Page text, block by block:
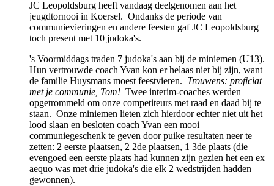
JC Leopoldsburg heeft vandaag deelgenomen aan het
jeugdtornooi in Koersel. Ondanks de periode van
communievieringen en andere feesten gaf JC Leopoldsburg
toch present met 10 judoka's.
's Voormiddags traden 7 judoka's aan bij de miniemen (U13).
Hun vertrouwde coach Yvan kon er helaas niet bij zijn, want
de familie Huysmans moest feestvieren. Trouwens: proficiat
met je communie, Tom! Twee interim-coaches werden
opgetrommeld om onze competiteurs met raad en daad bij te
staan. Onze miniemen lieten zich hierdoor echter niet uit het
lood slaan en besloten coach Yvan een mooi
communiegeschenk te geven door puike resultaten neer te
zetten: 2 eerste plaatsen, 2 2de plaatsen, 1 3de plaats (die
evengoed een eerste plaats had kunnen zijn gezien het een ex
aequo was met drie judoka's die elk 2 wedstrijden hadden
gewonnen).